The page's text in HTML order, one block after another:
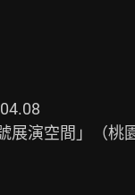
展演空間」（桃